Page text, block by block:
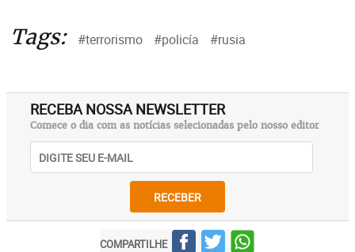
Tags: #terrorismo #policía #rusia
RECEBA NOSSA NEWSLETTER
Comece o dia com as notícias selecionadas pelo nosso editor
RECEBER
COMPARTILHE